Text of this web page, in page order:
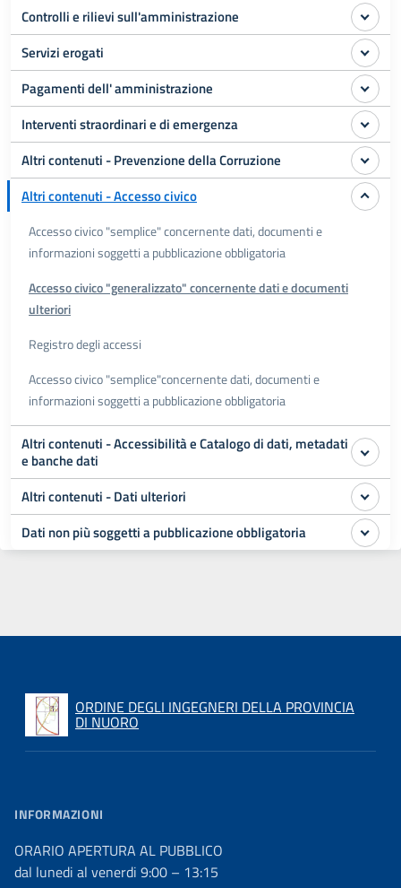
Controlli e rilievi sull'amministrazione
Servizi erogati
Pagamenti dell' amministrazione
Interventi straordinari e di emergenza
Altri contenuti - Prevenzione della Corruzione
Altri contenuti - Accesso civico
Accesso civico "semplice" concernente dati, documenti e
informazioni soggetti a pubblicazione obbligatoria
Accesso civico "generalizzato" concernente dati e documenti
ulteriori
Registro degli accessi
Accesso civico "semplice"concernente dati, documenti e
informazioni soggetti a pubblicazione obbligatoria
Altri contenuti - Accessibilità e Catalogo di dati, metadati
e banche dati
Altri contenuti - Dati ulteriori
Dati non più soggetti a pubblicazione obbligatoria
ORDINE DEGLI INGEGNERI DELLA PROVINCIA
DI NUORO
INFORMAZIONI
ORARIO APERTURA AL PUBBLICO
dal lunedi al venerdi 9:00 – 13:15